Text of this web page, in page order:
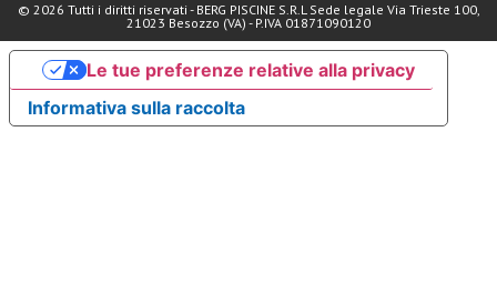
© 2026 Tutti i diritti riservati - BERG PISCINE S.R.L Sede legale Via Trieste 100,
21023 Besozzo (VA) - P.IVA 01871090120
Informativa sulla raccolta
Le tue preferenze relative alla privacy